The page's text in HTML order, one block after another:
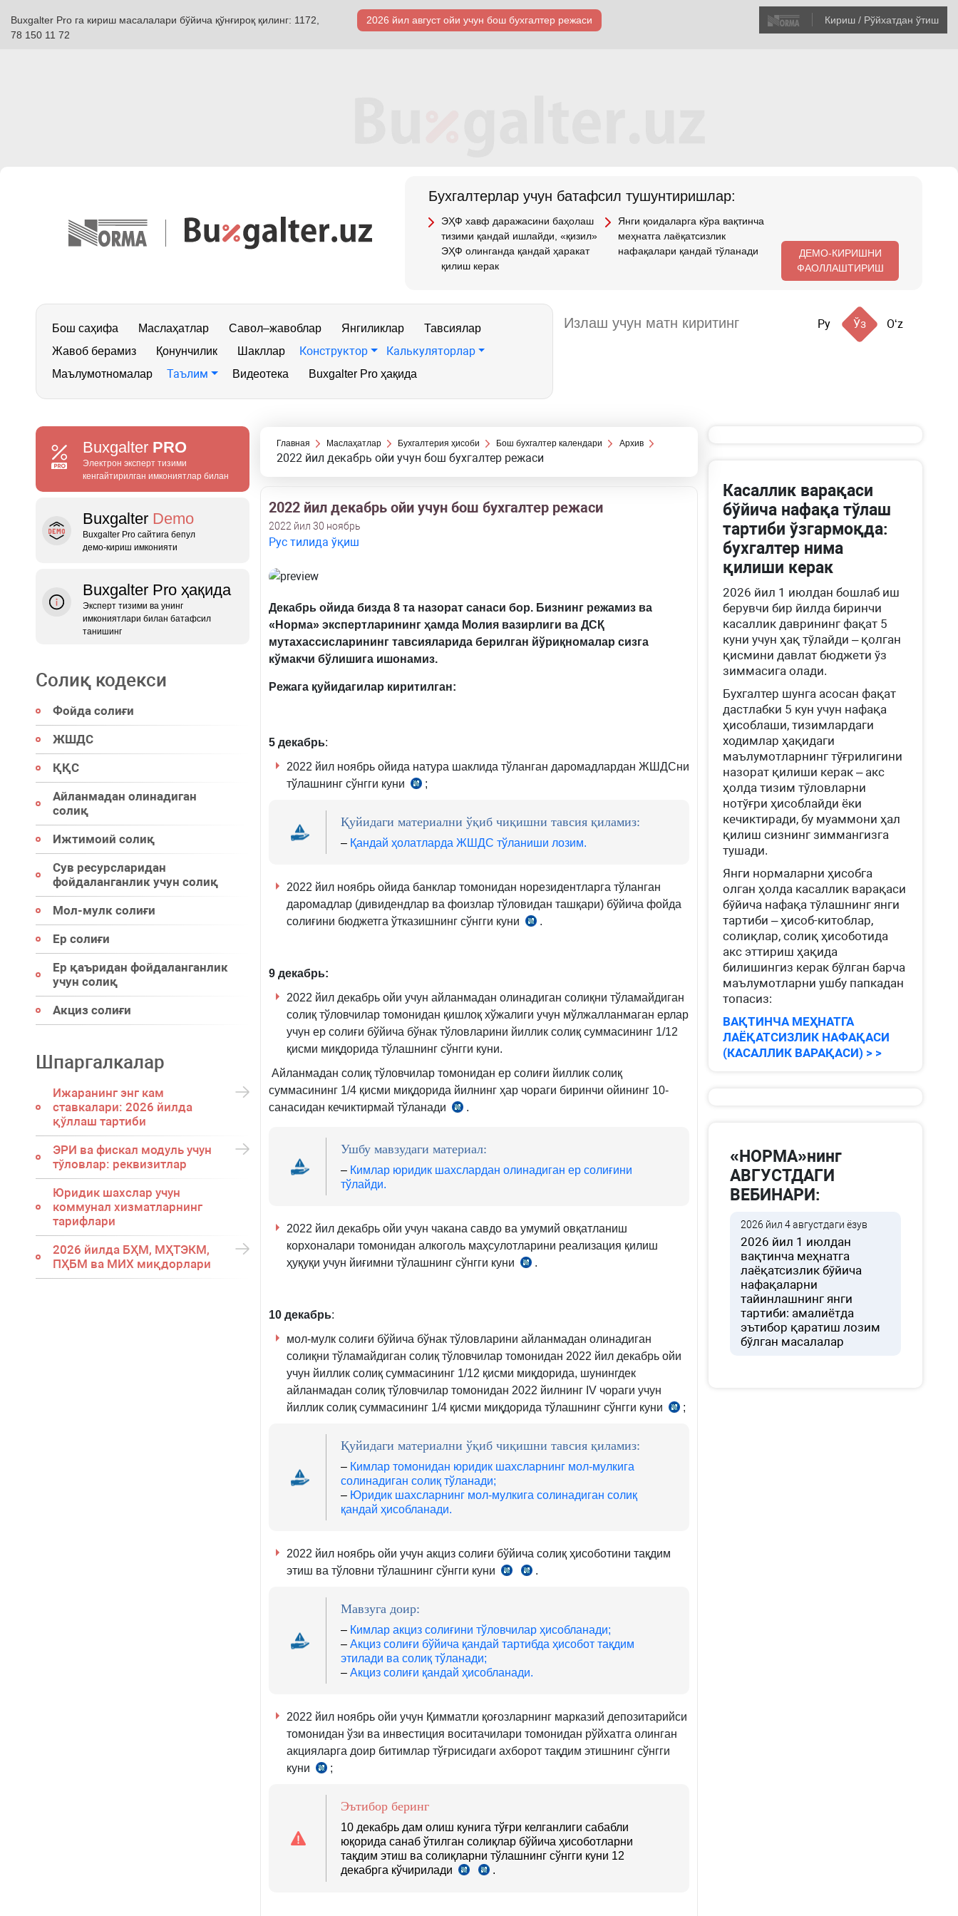
Buxgalter Pro га кириш масалалари бўйича қўнғироқ қилинг: 1172,
78 150 11 72
2026 йил август ойи учун бош бухгалтер режаси Кириш / Рўйхатдан ўтиш
Бухгалтерлар учун батафсил тушунтиришлар:
ЭҲФ хавф даражасини баҳолаш
тизими қандай ишлайди, «қизил»
ЭҲФ олинганда қандай ҳаракат
қилиш керак
Янги қоидаларга кўра вақтинча
меҳнатга лаёқатсизлик
нафақалари қандай тўланади
ДЕМО-КИРИШНИ
ФАОЛЛАШТИРИШ
Бош саҳифа Маслаҳатлар Савол–жавоблар Янгиликлар
Тавсиялар
Жавоб берамиз
Қонунчилик Шакллар Конструктор Калькуляторлар
Маълумотномалар Таълим Видеотека Buxgalter Pro ҳақида
Ру Ўз Oʻz
Buxgalter PRO
Электрон эксперт тизими
кенгайтирилган имкониятлар билан
Buxgalter Demo
Buxgalter Pro сайтига бепул
демо‑кириш имконияти
Buxgalter Pro ҳақида
Эксперт тизими ва унинг
имкониятлари билан батафсил
танишинг
Солиқ кодекси
Фойда солиғи
ЖШДС
ҚҚС
Айланмадан олинадиган
солиқ
Ижтимоий солиқ
Сув ресурсларидан
фойдаланганлик учун солиқ
Мол-мулк солиғи
Ер солиғи
Ер қаъридан фойдаланганлик
учун солиқ
Акциз солиғи
Шпаргалкалар
Ижаранинг энг кам
ставкалари: 2026 йилда
қўллаш тартиби
ЭРИ ва фискал модуль учун
тўловлар: реквизитлар
Юридик шахслар учун
коммунал хизматларнинг
тарифлари
2026 йилда БҲМ, МҲТЭКМ,
ПҲБМ ва МИХ миқдорлари
Главная Маслаҳатлар Бухгалтерия ҳисоби Бош бухгалтер календари Архив
2022 йил декабрь ойи учун бош бухгалтер режаси
2022 йил декабрь ойи учун бош бухгалтер режаси
2022 йил 30 ноябрь
Рус тилида ўқиш
Декабрь ойида бизда8та назорат санаси бор. Бизнинг режамиз ва
«Норма»экспертларининг ҳамда Молия вазирлиги ва ДСҚ
мутахассисларининг тавсияларида берилган йўриқномалар сизга
кўмакчи бўлишига ишонамиз.
Режага қуйидагилар киритилган:
5 декабрь:
2022 йил ноябрь ойида натура шаклида тўланган даромадлардан ЖШДСни
тўлашнинг сўнгги куни
СК
м.
;
Қуйидаги материални ўқиб чиқишни тавсия қиламиз:
– Қандай ҳолатларда ЖШДС тўланиши лозим.
2022 йил ноябрь ойида банклар томонидан норезидентларга тўланган
даромадлар (дивидендлар ва фоизлар тўловидан ташқари) бўйича фойда
солиғини бюджетга ўтказишнинг сўнгги куни
СК
.
9 декабрь:
2022 йил декабрь ойи учун айланмадан олинадиган солиқни тўламайдиган
солиқ тўловчилар томонидан қишлоқ хўжалиги учун мўлжалланмаган ерлар
учун ер солиғи бўйича бўнак тўловларини йиллик солиқ суммасининг 1/12
қисми миқдорида тўлашнинг сўнгги куни.
Айланмадан солиқ тўловчилар томонидан ер солиғи йиллик солиқ
суммасининг 1/4 қисми миқдорида йилнинг ҳар чораги биринчи ойининг 10-
санасидан кечиктирмай тўланади
СК
қ.
.
Ушбу мавзудаги материал:
– Кимлар юридик шахслардан олинадиган ер солиғини
тўлайди.
2022 йил декабрь ойи учун чакана савдо ва умумий овқатланиш
корхоналари томонидан алкоголь маҳсулотларини реализация қилиш
ҳуқуқи учун йиғимни тўлашнинг сўнгги куни
СК
.
10 декабрь:
мол-мулк солиғи бўйича бўнак тўловларини айланмадан олинадиган
солиқни тўламайдиган солиқ тўловчилар томонидан 2022 йил декабрь ойи
учун йиллик солиқ суммасининг 1/12 қисми миқдорида, шунингдек
айланмадан солиқ тўловчилар томонидан 2022 йилнинг IV чораги учун
йиллик солиқ суммасининг 1/4 қисми миқдорида тўлашнинг сўнгги куни
СК
;
Қуйидаги материални ўқиб чиқишни тавсия қиламиз:
– Кимлар томонидан юридик шахсларнинг мол-мулкига
солинадиган солиқ тўланади;
– Юридик шахсларнинг мол-мулкига солинадиган солиқ
қандай ҳисобланади.
2022 йил ноябрь ойи учун акциз солиғи бўйича солиқ ҳисоботини тақдим
этиш ва тўловни тўлашнинг сўнгги куни
СК СК
.
Мавзуга доир:
– Кимлар акциз солиғини тўловчилар ҳисобланади;
– Акциз солиғи бўйича қандай тартибда ҳисобот тақдим
этилади ва солиқ тўланади;
– Акциз солиғи қандай ҳисобланади.
2022 йил ноябрь ойи учун Қимматли қоғозларнинг марказий депозитарийси
томонидан ўзи ва инвестиция воситачилари томонидан рўйхатга олинган
акцияларга доир битимлар тўғрисидаги ахборот тақдим этишнинг сўнгги
куни
СК
;
Эътибор беринг
10 декабрь дам олиш кунига тўғри келганлиги сабабли
юқорида санаб ўтилган солиқлар бўйича ҳисоботларни
тақдим этиш ва солиқларни тўлашнинг сўнгги куни 12
декабрга кўчирилади
СК СК
.
Касаллик варақаси
бўйича нафақа тўлаш
тартиби ўзгармоқда:
бухгалтер нима
қилиши керак
2026 йил 1 июлдан бошлаб иш
берувчи бир йилда биринчи
касаллик даврининг фақат 5
куни учун ҳақ тўлайди – қолган
қисмини давлат бюджети ўз
зиммасига олади.
Бухгалтер шунга асосан фақат
дастлабки 5 кун учун нафақа
ҳисоблаши, тизимлардаги
ходимлар ҳақидаги
маълумотларнинг тўғрилигини
назорат қилиши керак – акс
ҳолда тизим тўловларни
нотўғри ҳисоблайди ёки
кечиктиради, бу муаммони ҳал
қилиш сизнинг зиммангизга
тушади.
Янги нормаларни ҳисобга
олган ҳолда касаллик варақаси
бўйича нафақа тўлашнинг янги
тартиби – ҳисоб-китоблар,
солиқлар, солиқ ҳисоботида
акс эттириш ҳақида
билишингиз керак бўлган барча
маълумотларни ушбу папкадан
топасиз:
ВАҚТИНЧА МЕҲНАТГА
ЛАЁҚАТСИЗЛИК НАФАҚАСИ
(КАСАЛЛИК ВАРАҚАСИ) > >
«НОРМА»нинг
АВГУСТДАГИ
ВЕБИНАРИ:
2026 йил 4 августдаги ёзув
2026 йил 1 июлдан
вақтинча меҳнатга
лаёқатсизлик бўйича
нафақаларни
тайинлашнинг янги
тартиби: амалиётда
эътибор қаратиш лозим
бўлган масалалар